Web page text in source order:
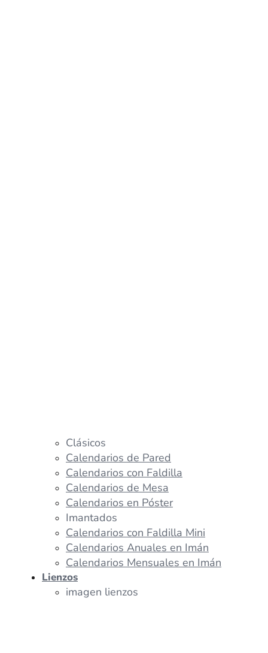
Clásicos
Calendarios de Pared
Calendarios con Faldilla
Calendarios de Mesa
Calendarios en Póster
Imantados
Calendarios con Faldilla Mini
Calendarios Anuales en Imán
Calendarios Mensuales en Imán
Lienzos
imagen lienzos